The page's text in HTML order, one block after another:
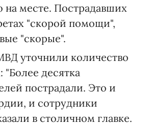
месте. Пострадавших
"скорой помощи",
"скорые".
уточнили количество
"Более десятка
пострадали. Это и
и сотрудники
в столичном главке.